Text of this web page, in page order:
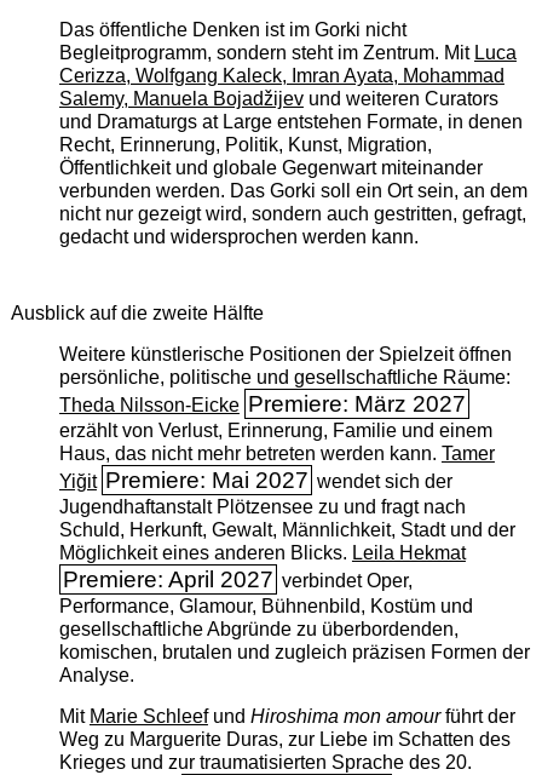
Das öffentliche Denken ist im Gorki nicht
Begleitprogramm, sondern steht im Zentrum. Mit Luca
Cerizza, Wolfgang Kaleck, Imran Ayata, Mohammad
Salemy, Manuela Bojadžijevund weiteren Curators
und Dramaturgs at Large entstehen Formate, in denen
Recht, Erinnerung, Politik, Kunst, Migration,
Öffentlichkeit und globale Gegenwart miteinander
verbunden werden. Das Gorki soll ein Ort sein, an dem
nicht nur gezeigt wird, sondern auch gestritten, gefragt,
gedacht und widersprochen werden kann.
Ausblick auf die zweite Hälfte
Weitere künstlerische Positionen der Spielzeit öffnen
persönliche, politische und gesellschaftliche Räume:
Theda Nilsson-Eicke Premiere: März 2027
erzählt von Verlust, Erinnerung, Familie und einem
Haus, das nicht mehr betreten werden kann. Tamer
Yiğit Premiere: Mai 2027 wendet sich der
Jugendhaftanstalt Plötzensee zu und fragt nach
Schuld, Herkunft, Gewalt, Männlichkeit, Stadt und der
Möglichkeit eines anderen Blicks. Leila Hekmat
Premiere: April 2027 verbindet Oper,
Performance, Glamour, Bühnenbild, Kostüm und
gesellschaftliche Abgründe zu überbordenden,
komischen, brutalen und zugleich präzisen Formen der
Analyse.
Mit Marie Schleefund Hiroshima mon amourführt der
Weg zu Marguerite Duras, zur Liebe im Schatten des
Krieges und zur traumatisierten Sprache des 20.